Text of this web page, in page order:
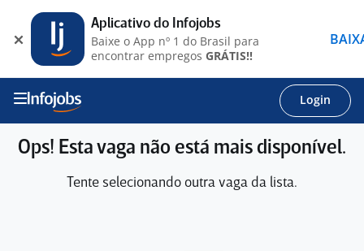
Login
Ops! Esta vaga não está mais disponível.
Tente selecionando outra vaga da lista.
Aplicativo do Infojobs
Baixe o App nº 1 do Brasil para
encontrar empregos GRÁTIS!!